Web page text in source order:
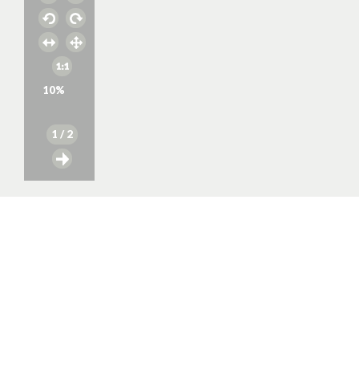
10%
1 / 2